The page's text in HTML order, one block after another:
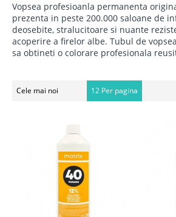
Vopsea profesioanla permanenta
prezenta in peste 200.000 saloane de
deosebite, stralucitoare si nuante
acoperire a firelor albe. Tubul de
sa obtineti o colorare profesionala
Cele mai noi 12 Per pagina